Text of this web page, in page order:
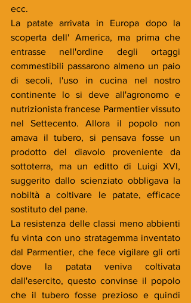
ecc.
La patate arrivata in Europa dopo la
scoperta dell' America, ma prima che
entrasse nell'ordine degli ortaggi
commestibili passarono almeno un paio
di secoli, l'uso in cucina nel nostro
continente lo si deve all'agronomo e
nutrizionista francese Parmentier vissuto
nel Settecento. Allora il popolo non
amava il tubero, si pensava fosse un
prodotto del diavolo proveniente da
sottoterra, ma un editto di Luigi XVI,
suggerito dallo scienziato obbligava la
nobiltà a coltivare le patate, efficace
sostituto del pane.
La resistenza delle classi meno abbienti
fu vinta con uno stratagemma inventato
dal Parmentier, che fece vigilare gli orti
dove la patata veniva coltivata
dall'esercito, questo convinse il popolo
che il tubero fosse prezioso e quindi